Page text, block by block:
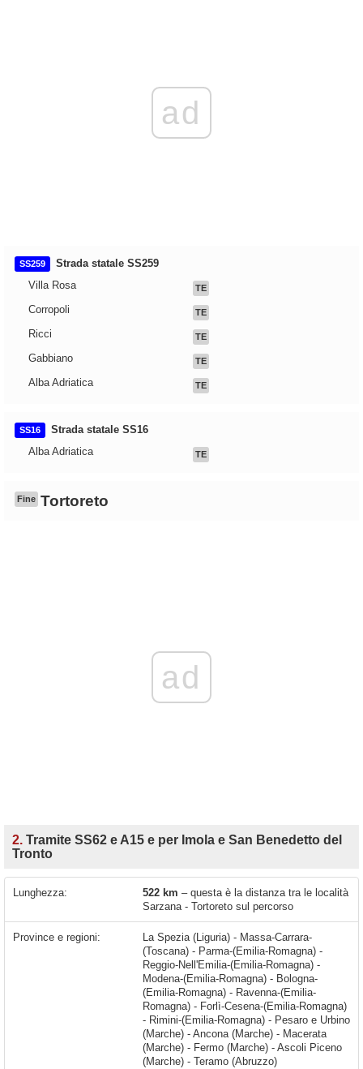
ad
SS259
Strada statale SS259
Villa Rosa
TE
Corropoli TE
Ricci TE
Gabbiano TE
Alba Adriatica TE
SS16
Strada statale SS16
Alba Adriatica
TE
Fine Tortoreto
ad
2. Tramite SS62 e A15 e per Imola e San Benedetto del
Tronto
Lunghezza: 522 km – questa è la distanza tra le località
Sarzana - Tortoreto sul percorso
Province e regioni:
La Spezia (Liguria) - Massa-Carrara-
(Toscana) - Parma-(Emilia-Romagna) -
Reggio-Nell'Emilia-(Emilia-Romagna) -
Modena-(Emilia-Romagna) - Bologna-
(Emilia-Romagna) - Ravenna-(Emilia-
Romagna) - Forlì-Cesena-(Emilia-Romagna)
- Rimini-(Emilia-Romagna) - Pesaro e Urbino
(Marche) - Ancona (Marche) - Macerata
(Marche) - Fermo (Marche) - Ascoli Piceno
(Marche) - Teramo (Abruzzo)